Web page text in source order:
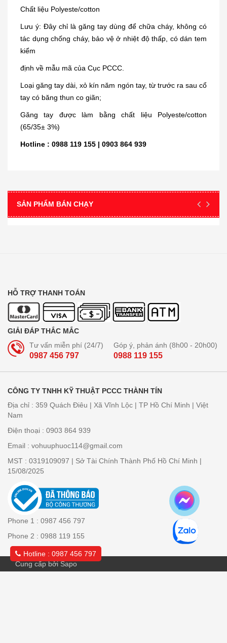
Chất liệu Polyeste/cotton
Lưu ý: Đây chỉ là găng tay dùng để chữa cháy, không có
tác dụng chống cháy, bảo vệ ở nhiệt độ thấp, có dán tem
kiểm
định về mẫu mã của Cục PCCC.
Loại găng tay dài, xỏ kín năm ngón tay, từ trước ra sau cổ
tay có băng thun co giãn;
Găng tay được làm bằng chất liệu Polyeste/cotton
(65/35± 3%)
Hotline : 0988 119 155 | 0903 864 939
SẢN PHẨM BÁN CHẠY
HỖ TRỢ THANH TOÁN
GIẢI ĐÁP THẮC MẮC
Tư vấn miễn phí (24/7)
0987 456 797
Góp ý, phản ánh (8h00 - 20h00)
0988 119 155
CÔNG TY TNHH KỸ THUẬT PCCC THÀNH TÍN
Địa chỉ : 359 Quách Điêu | Xã Vĩnh Lộc | TP Hồ Chí Minh | Việt
Nam
Điện thoại : 0903 864 939
Email : vohuuphuoc114@gmail.com
MST : 0319109097 | Sở Tài Chính Thành Phố Hồ Chí Minh |
15/08/2025
Phone 1 : 0987 456 797
Phone 2 : 0988 119 155
Cung cấp bởi Sapo
Hotline : 0987 456 797